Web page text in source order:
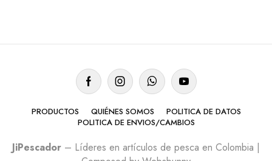
PRODUCTOS QUIÉNES SOMOS
POLITICA DE DATOS
POLITICA DE ENVIOS/CAMBIOS
JiPescador – Líderes en artículos de pesca en Colombia |